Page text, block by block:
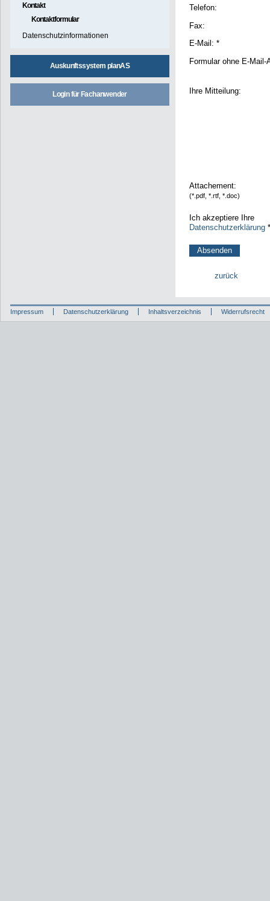
Kontakt
Kontaktformular
Datenschutzinformationen
Auskunftssystem planAS
Login für Fachanwender
Telefon:
Fax:
E-Mail: *
Formular ohne E-
Ihre Mitteilung:
Attachement:
(*.pdf, *.rtf, *.doc)
Ich akzeptiere Ihre
Datenschutzerklärung*
zurück
Impressum Datenschutzerklärung Inhaltsverzeichnis Widerrufsrecht